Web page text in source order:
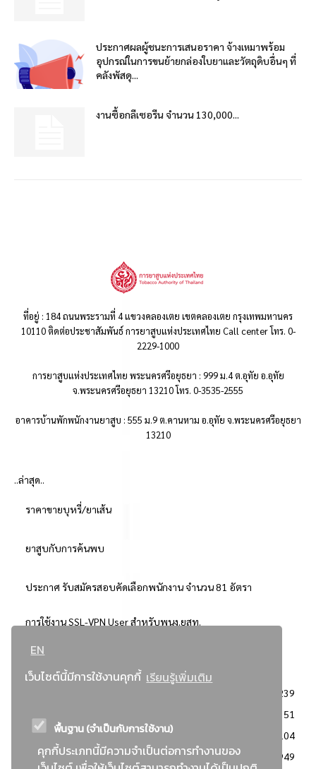
EN
เว็บไซต์นี้มีการใช้งานคุกกี้ เรียนรู้เพิ่มเติม
พื้นฐาน (จำเป็นกับการใช้งาน)
คุกกี้ประเภทนี้มีความจำเป็นต่อการทำงานของ
ประกาศผลผู้ชนะการเสนอราคา จ้างเหมาพร้อม
อุปกรณ์ในการขนย้ายกล่องใบยาและวัตถุดิบอื่นๆ ที่
คลังพัสดุ...
งานซื้อกลีเซอรีน จำนวน 130,000...
ที่อยู่ : 184 ถนนพระรามที่ 4 แขวงคลองเตย เขตคลองเตย กรุงเทพมหานคร
10110 ติดต่อประชาสัมพันธ์ การยาสูบแห่งประเทศไทย Call center โทร. 0-
2229-1000
การยาสูบแห่งประเทศไทย พระนครศรีอยุธยา : 999 ม.4 ต.อุทัย อ.อุทัย
จ.พระนครศรีอยุธยา 13210 โทร. 0-3535-2555
อาคารบ้านพักพนักงานยาสูบ : 555 ม.9 ต.คานหาม อ.อุทัย จ.พระนครศรีอยุธยา
13210
..ล่าสุด..
ราคาขายบุหรี่/ยาเส้น
ยาสูบกับการค้นพบ
ประกาศ รับสมัครสอบคัดเลือกพนักงาน จำนวน 81 อัตรา
การใช้งาน SSL-VPN User สำหรับพนง.ยสท.
..ยอดนิยม..
3239
2351
: วิธีเฉพาะเจาะจง
2104
ข่าวสาร/ประกาศ
1949